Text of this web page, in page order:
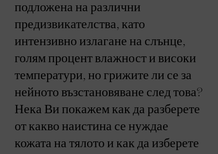
подложена на различни
предизвикателства, като
интензивно излагане на слънце,
голям процент влажност и високи
температури, но грижите ли се за
нейното възстановяване след това?
Нека Ви покажем как да разберете
от какво наистина се нуждае
кожата на тялото и как да изберете